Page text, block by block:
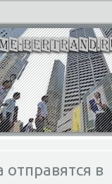
в